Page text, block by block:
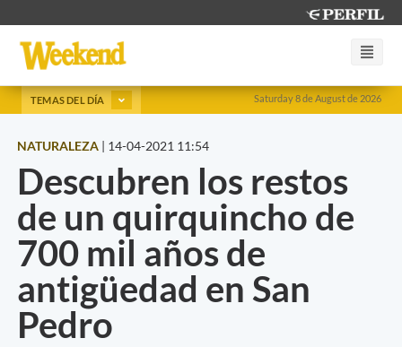
Saturday 8 de August de 2026
TEMAS DEL DÍA
NATURALEZA | 14-04-2021 11:54
Descubren los restos
de un quirquincho de
700 mil años de
antigüedad en San
Pedro